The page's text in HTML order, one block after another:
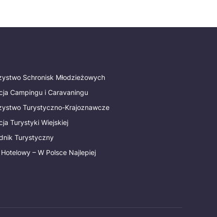
Schronisk Młodzieżowych
Campingu i Caravaningu
Turystyczno-Krajoznawcze
Turystyki Wiejskiej
Turystyczny
– W Polsce Najlepiej